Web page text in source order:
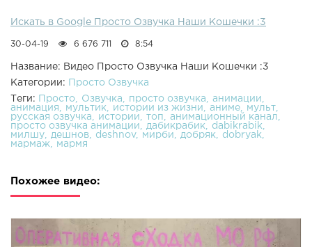
Искать в Google Просто Озвучка Наши Кошечки :3
30-04-19 6 676 711 8:54
Название: Видео Просто Озвучка Наши Кошечки :3
Категории:
Просто Озвучка
Теги:
Просто Озвучка просто озвучка
анимации
анимация
мультик истории из жизни аниме
мульт
русская озвучка
истории топ
анимационный канал
просто озвучка анимации
дабикрабик
dabikrabik
милшу
дешнов deshnov мирби добряк
dobryak
мармаж
мармя
Похожее видео: